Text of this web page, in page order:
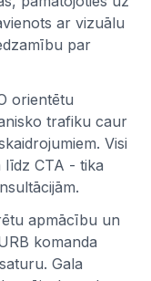
ar vizuālu
par
orientētu
trafiku caur
Visi
līdz CTA - tika
apmācību un
komanda
Gala